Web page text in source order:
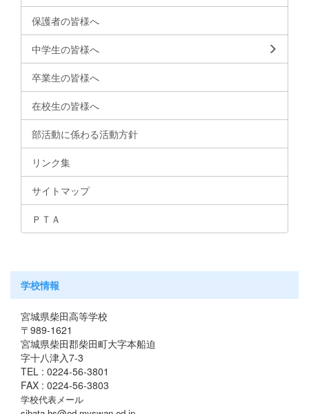
保護者の皆様へ
中学生の皆様へ
卒業生の皆様へ
在校生の皆様へ
部活動に係わる活動方針
リンク集
サイトマップ
ＰＴＡ
学校情報
宮城県柴田高等学校
〒989-1621
宮城県柴田郡柴田町大字本船迫
字十八津入7-3
TEL : 0224-56-3801
FAX : 0224-56-3803
学校代表メール